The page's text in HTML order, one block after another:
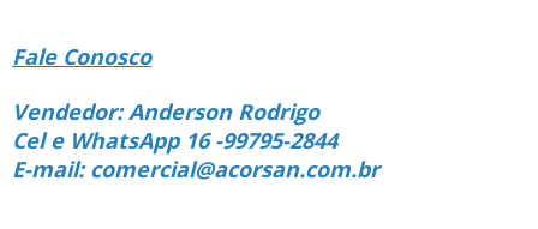
Fale Conosco
Vendedor: Anderson Rodrigo
Cel e WhatsApp 16 -99795-2844
E-mail: comercial@acorsan.com.br